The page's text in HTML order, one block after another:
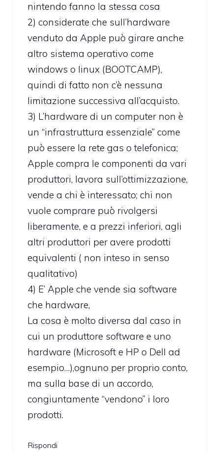
nintendo fanno la stessa cosa
2) considerate che sull’hardware
venduto da Apple può girare anche
altro sistema operativo come
windows o linux (BOOTCAMP),
quindi di fatto non c’è nessuna
limitazione successiva all’acquisto.
3) L’hardware di un computer non è
un “infrastruttura essenziale” come
può essere la rete gas o telefonica;
Apple compra le componenti da vari
produttori, lavora sull’ottimizzazione,
vende a chi è interessato; chi non
vuole comprare può rivolgersi
liberamente, e a prezzi inferiori, agli
altri produttori per avere prodotti
equivalenti ( non inteso in senso
qualitativo)
4) E’ Apple che vende sia software
che hardware,
La cosa è molto diversa dal caso in
cui un produttore software e uno
hardware (Microsoft e HP o Dell ad
esempio…),ognuno per proprio conto,
ma sulla base di un accordo,
congiuntamente “vendono” i loro
prodotti.
Rispondi